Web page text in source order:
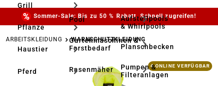
Grill
Pflanze
Haustier
Pferd
Pool
Gartenmaschinen &
Forstbedarf
Rasenmäher
Aufstellpools
& Whirlpools
Planschbecken
Pumpen &
Filteranlagen
Sommer-Sale: Bis zu 50 % Rabatt. Schnell zugreifen!
ARBEITSKLEIDUNG WARNSCHUTZKLEIDUNG
Bildergalerie überspringen 4 ONLINE VERFÜGBAR